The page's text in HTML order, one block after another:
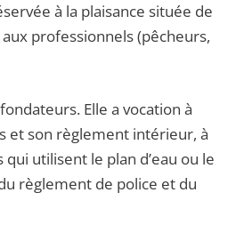
à la plaisance située de
professionnels (pêcheurs,
Elle a vocation à
et son règlement intérieur, à
utilisent le plan d’eau ou le
règlement de police et du